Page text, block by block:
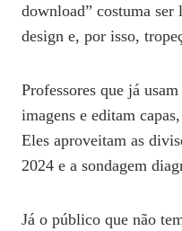
download” costuma
design e, por isso,
Professores que já
imagens e editam
Eles aproveitam as
2024 e a sondagem
Já o público que não